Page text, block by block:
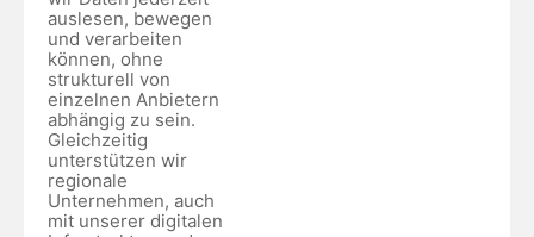
auslesen, bewegen
und verarbeiten
können, ohne
strukturell von
einzelnen Anbietern
abhängig zu sein.
Gleichzeitig
unterstützen wir
regionale
Unternehmen, auch
mit unserer digitalen